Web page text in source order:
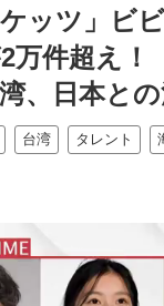
ッツ」ビ
万件超え！
、日本と
台湾 タレント